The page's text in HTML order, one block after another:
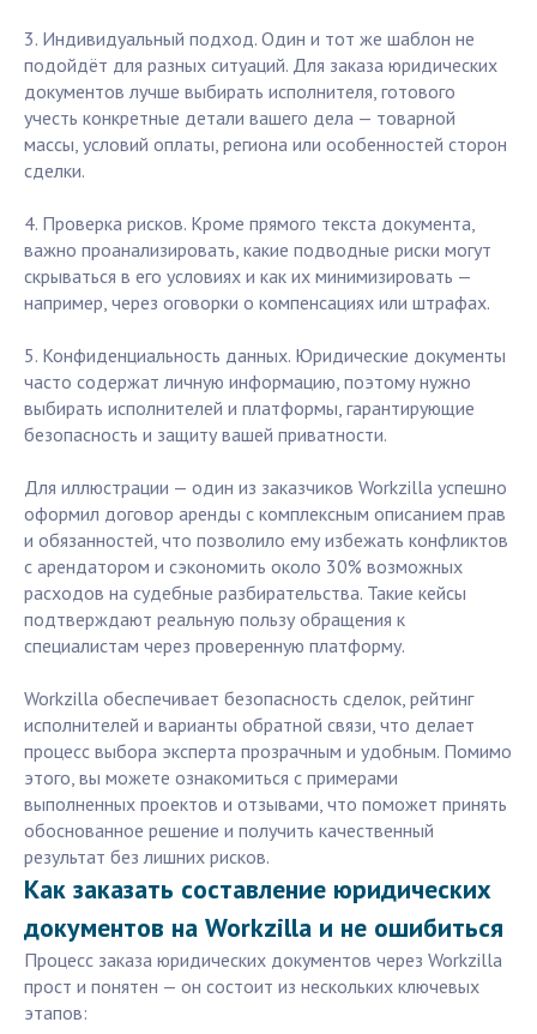
3. Индивидуальный подход. Один и тот же шаблон не
подойдёт для разных ситуаций. Для заказа юридических
документов лучше выбирать исполнителя, готового
учесть конкретные детали вашего дела — товарной
массы, условий оплаты, региона или особенностей сторон
сделки.
4. Проверка рисков. Кроме прямого текста документа,
важно проанализировать, какие подводные риски могут
скрываться в его условиях и как их минимизировать —
например, через оговорки о компенсациях или штрафах.
5. Конфиденциальность данных. Юридические документы
часто содержат личную информацию, поэтому нужно
выбирать исполнителей и платформы, гарантирующие
безопасность и защиту вашей приватности.
Для иллюстрации — один из заказчиков Workzilla успешно
оформил договор аренды с комплексным описанием прав
и обязанностей, что позволило ему избежать конфликтов
с арендатором и сэкономить около 30% возможных
расходов на судебные разбирательства. Такие кейсы
подтверждают реальную пользу обращения к
специалистам через проверенную платформу.
Workzilla обеспечивает безопасность сделок, рейтинг
исполнителей и варианты обратной связи, что делает
процесс выбора эксперта прозрачным и удобным. Помимо
этого, вы можете ознакомиться с примерами
выполненных проектов и отзывами, что поможет принять
обоснованное решение и получить качественный
результат без лишних рисков.
Как заказать составление юридических
документов на Workzilla и не ошибиться
Процесс заказа юридических документов через Workzilla
прост и понятен — он состоит из нескольких ключевых
этапов: